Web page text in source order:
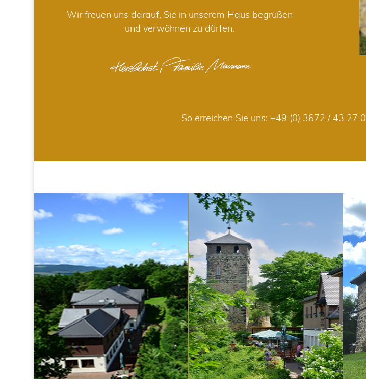
Wir freuen uns darauf, Sie in unserem Haus begrüßen
und verwöhnen zu dürfen.
So erreichen Sie uns: +49 (0) 3672 / 43 27 0
HOTEL RESTAURANT